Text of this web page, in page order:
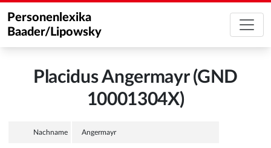
Personenlexika
Baader/Lipowsky
Placidus Angermayr (GND
10001304X)
Nachname Angermayr